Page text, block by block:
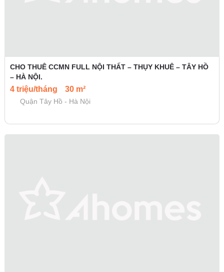
CHO THUÊ CCMN FULL NỘI THẤT – THỤY KHUÊ – TÂY HỒ
– HÀ NỘI.
4 triệu/tháng 30 m²
Quận Tây Hồ - Hà Nội